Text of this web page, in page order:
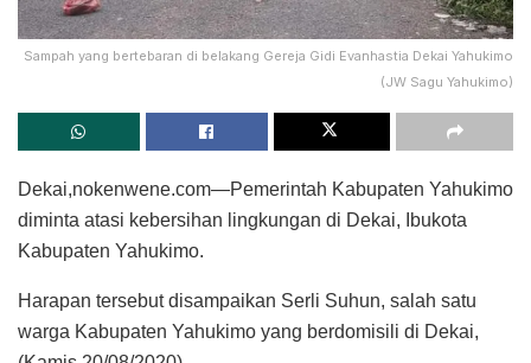
Sampah yang bertebaran di belakang Gereja Gidi Evanhastia Dekai Yahukimo
(JW Sagu Yahukimo)
Dekai,nokenwene.com—Pemerintah Kabupaten Yahukimo
diminta atasi kebersihan lingkungan di Dekai, Ibukota
Kabupaten Yahukimo.
Harapan tersebut disampaikan Serli Suhun, salah satu
warga Kabupaten Yahukimo yang berdomisili di Dekai,